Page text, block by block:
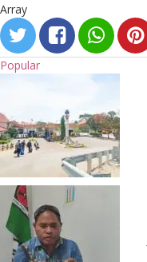
Array
Popular